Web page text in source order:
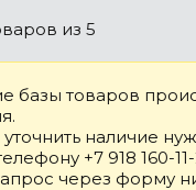
из 5
базы товаров
наличие
+7 918 160-
через форму